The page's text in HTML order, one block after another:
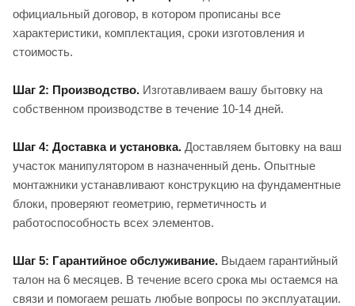
официальный договор, в котором прописаны все
характеристики, комплектация, сроки изготовления и
стоимость.
Шаг 2: Производство. Изготавливаем вашу бытовку на
собственном производстве в течение 10-14 дней.
Шаг 4: Доставка и установка. Доставляем бытовку на ваш
участок манипулятором в назначенный день. Опытные
монтажники устанавливают конструкцию на фундаментные
блоки, проверяют геометрию, герметичность и
работоспособность всех элементов.
Шаг 5: Гарантийное обслуживание. Выдаем гарантийный
талон на 6 месяцев. В течение всего срока мы остаемся на
связи и помогаем решать любые вопросы по эксплуатации.